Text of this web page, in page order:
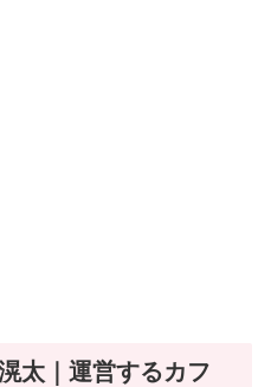
太｜運営するカフ